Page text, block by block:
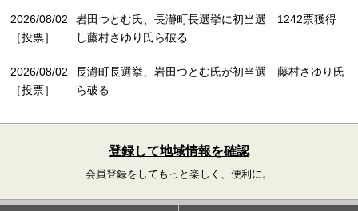
2026/08/02
［投票］
岩田つとむ氏、長瀞町長選挙に初当選 1242票獲得
し藤村さゆり氏ら破る
2026/08/02
［投票］
長瀞町長選挙、岩田つとむ氏が初当選 藤村さゆり氏
ら破る
登録して地域情報を確認
会員登録をしてもっと楽しく、便利に。